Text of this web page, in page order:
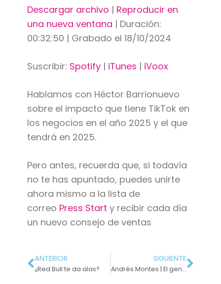
Descargar archivo | Reproducir en
una nueva ventana | Duración:
00:32:50 | Grabado el 18/10/2024
Suscribir: Spotify| iTunes | iVoox
Hablamos con Héctor Barrionuevo
sobre el impacto que tiene TikTok en
los negocios en el año 2025 y el que
tendrá en 2025.
Pero antes, recuerda que, si todavía
no te has apuntado, puedes unirte
ahora mismo a la lista de
correo Press Start y recibir cada día
un nuevo consejo de ventas
ANTERIOR
¿Red Bull te da alas?
SIGUIENTE
Andrés Montes | El genio del copywriting de baloncesto